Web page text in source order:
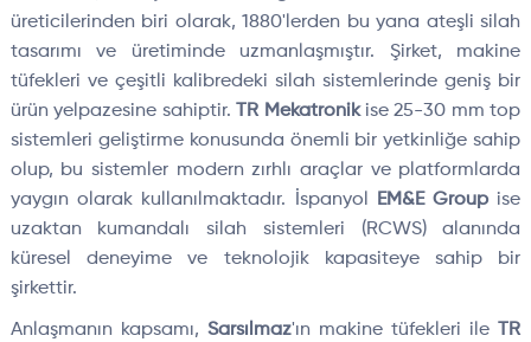
üreticilerinden biri olarak, 1880'lerden bu yana ateşli silah
tasarımı ve üretiminde uzmanlaşmıştır. Şirket, makine
tüfekleri ve çeşitli kalibredeki silah sistemlerinde geniş bir
ürün yelpazesine sahiptir.
TR Mekatronikise 25-30 mm top
sistemleri geliştirme konusunda önemli bir yetkinliğe sahip
olup, bu sistemler modern zırhlı araçlar ve platformlarda
yaygın olarak kullanılmaktadır. İspanyol
EM&E Groupise
uzaktan kumandalı silah sistemleri (RCWS) alanında
küresel deneyime ve teknolojik kapasiteye sahip bir
şirkettir.
Anlaşmanın kapsamı, Sarsılmaz'ın makine tüfekleri ile
TR